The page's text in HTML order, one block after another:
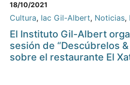
18/10/2021
Cultura, Iac Gil-Albert, Noticias,
El Instituto Gil-Albert
sesión de “Descúbrelos
sobre el restaurante El